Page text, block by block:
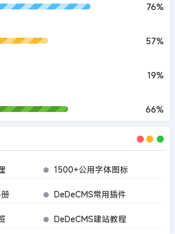
76%
57%
19%
66%
1500+公用字体图标
DeDeCMS常用插件
DeDeCMS建站教程